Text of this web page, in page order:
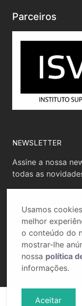
Parceiros
NEWSLETTER
Assine a nossa
todas as
Usamos
melhor
o conteúdo do
mostrar-lhe
nossa política
informações.
Aceitar